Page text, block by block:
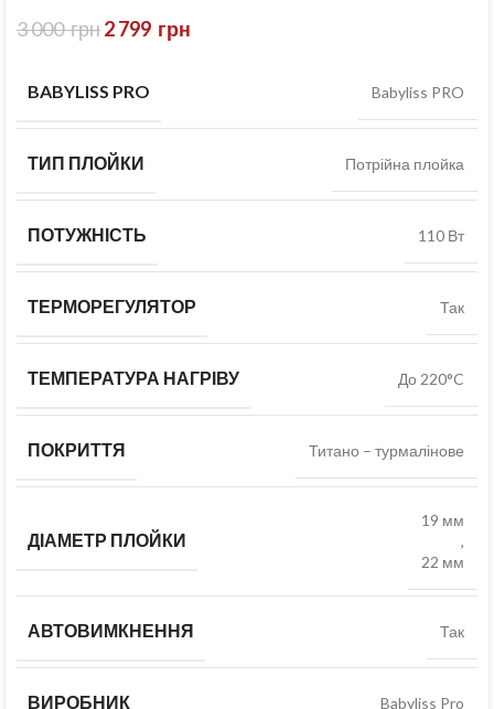
3 000грн2 799 грн
BABYLISS PRO Babyliss PRO
ТИП ПЛОЙКИ Потрійна плойка
ПОТУЖНІСТЬ 110 Вт
ТЕРМОРЕГУЛЯТОР Так
ТЕМПЕРАТУРА НАГРІВУ До 220°C
ПОКРИТТЯ Титано – турмалінове
ДІАМЕТР ПЛОЙКИ
19 мм
,
22 мм
АВТОВИМКНЕННЯ Так
ВИРОБНИК Babyliss Pro